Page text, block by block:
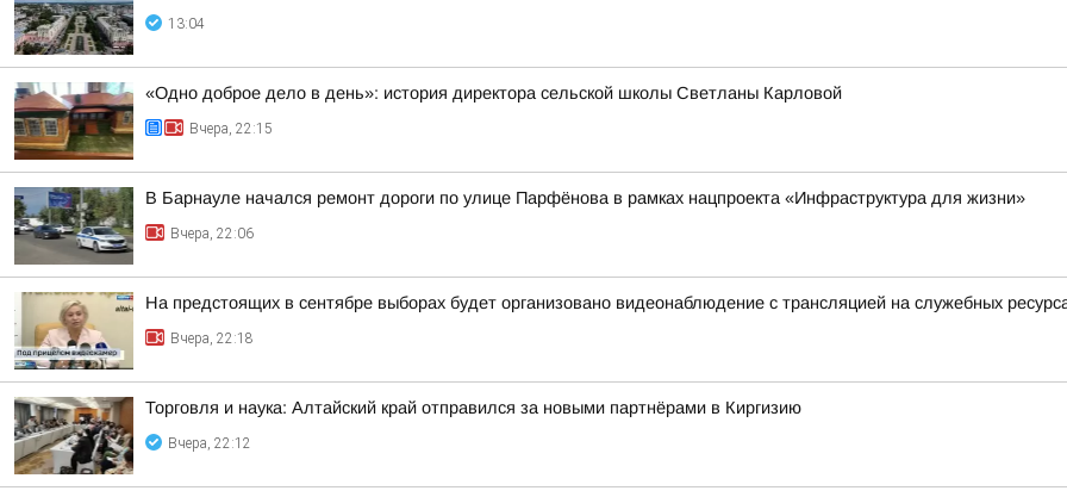
13:04
«Одно доброе дело в день»: история директора сельской школы Светланы Карловой
Вчера, 22:15
В Барнауле начался ремонт дороги по улице Парфёнова в рамках нацпроекта «Инфраструктура для жизни»
Вчера, 22:06
На предстоящих в сентябре выборах будет организовано видеонаблюдение с трансляцией на служебных
Вчера, 22:18
Торговля и наука: Алтайский край отправился за новыми партнёрами в Киргизию
Вчера, 22:12